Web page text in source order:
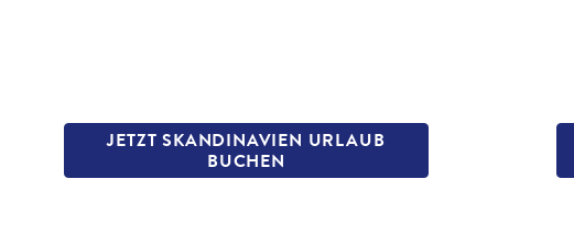
JETZT SKANDINAVIEN URLAUB
BUCHEN